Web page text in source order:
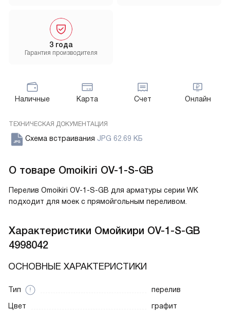
3 года
Гарантия производителя
Наличные Карта Счет Онлайн
ТЕХНИЧЕСКАЯ ДОКУМЕНТАЦИЯ
Схема встраивания JPG 62.69 КБ
О товаре Omoikiri OV-1-S-GB
Перелив Omoikiri OV-1-S-GB для арматуры серии WK
подходит для моек с прямойгольным переливом.
Характеристики Омойкири OV-1-S-GB
4998042
ОСНОВНЫЕ ХАРАКТЕРИСТИКИ
Тип
перелив
Цвет
графит